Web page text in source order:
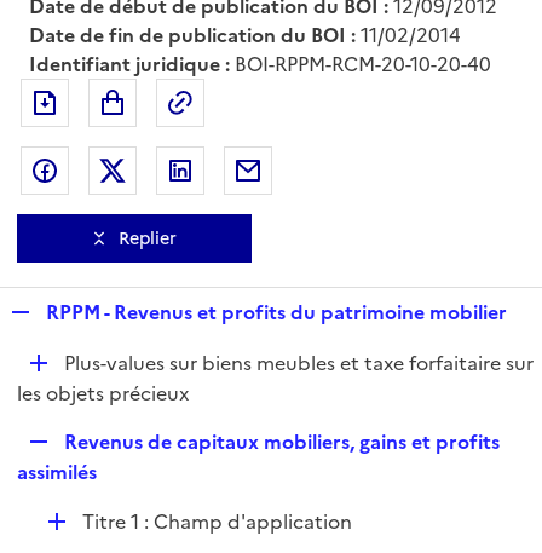
Date de début de publication du BOI :12/09/2012
Date de fin de publication du BOI :11/02/2014
Identifiant juridique : BOI-RPPM-RCM-20-10-20-40
Exporter le document au format pdf
Partager sur Facebook
Partager sur Twitter
Partager sur LinkedIn
Replier
p
l
r
RPPM - Revenus et profits du patrimoine mobilier
D
é
i
e
r
Plus-values sur biens meubles et taxe forfaitaire sur
les objets précieux
e
l
Revenus de capitaux mobiliers, gains et profits
assimilés
DTitre 1 : Champ d'application